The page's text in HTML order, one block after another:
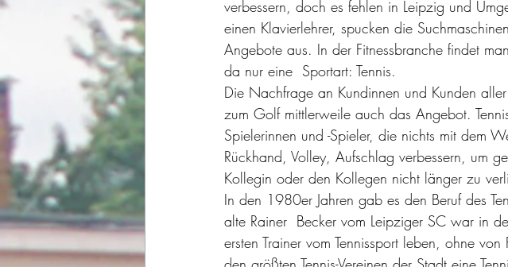
verbessern, doch es fehlen in Leipzig und
einen Klavierlehrer, spucken die
Angebote aus. In der Fitnessbranche findet
da nur eine  Sportart: Tennis.
Die Nachfrage an Kundinnen und Kunden
zum Golf mittlerweile auch das Angebot.
Spielerinnen und -Spieler, die nichts mit dem
Rückhand, Volley, Aufschlag verbessern, um
Kollegin oder den Kollegen nicht länger zu
In den 1980er Jahren gab es den Beruf des
alte Rainer  Becker vom Leipziger SC war in
ersten Trainer vom Tennissport leben, ohne